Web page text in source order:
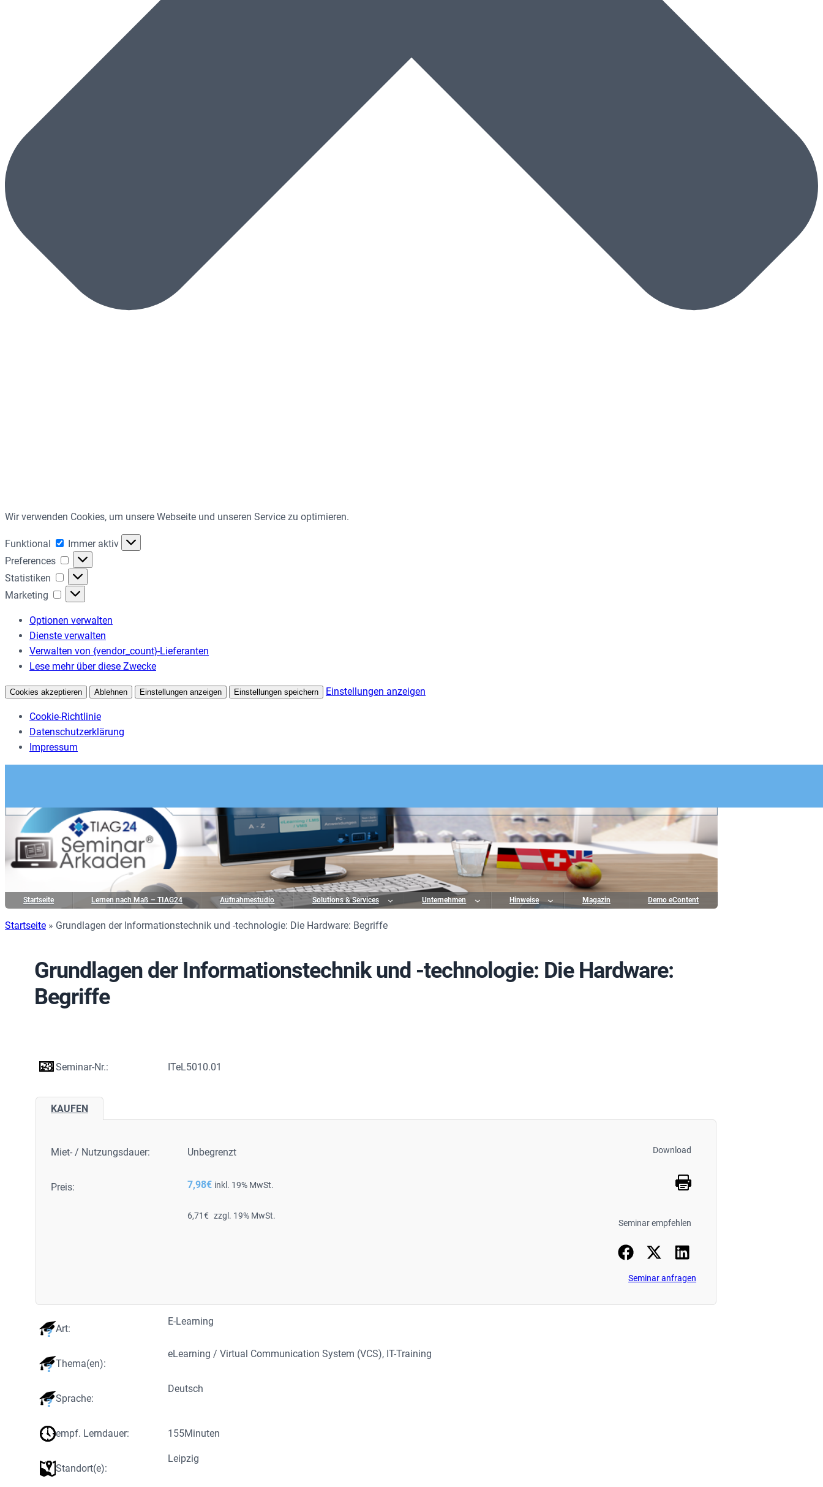
Wir verwenden Cookies, um unsere Webseite und unseren Service zu optimieren.
Funktional Funktional
Immer aktiv
Preferences
Preferences
Statistiken
Statistiken
Marketing
Marketing
Optionen verwalten
Dienste verwalten
Verwalten von {vendor_count}-Lieferanten
Lese mehr über diese Zwecke
Cookies akzeptieren Ablehnen Einstellungen anzeigen Einstellungen speichern Einstellungen anzeigen
Cookie-Richtlinie
Datenschutzerklärung
Impressum
Startseite Lernen nach Maß – TIAG24 Aufnahmestudio Solutions & Services Unternehmen Hinweise Magazin Demo eContent
Startseite » Grundlagen der Informationstechnik und -technologie: Die Hardware: Begriffe
Grundlagen der Informationstechnik und -technologie: Die Hardware:
Begriffe
Seminar-Nr.: ITeL5010.01
KAUFEN
Miet- / Nutzungsdauer: Unbegrenzt
Preis: 7,98€ inkl. 19% MwSt.
6,71€ zzgl. 19% MwSt.
Download
Seminar empfehlen
Seminar anfragen
Art:
E-Learning
Thema(en):
eLearning / Virtual Communication System (VCS), IT-Training
Sprache:
Deutsch
empf. Lerndauer: 155Minuten
Standort(e):
Leipzig